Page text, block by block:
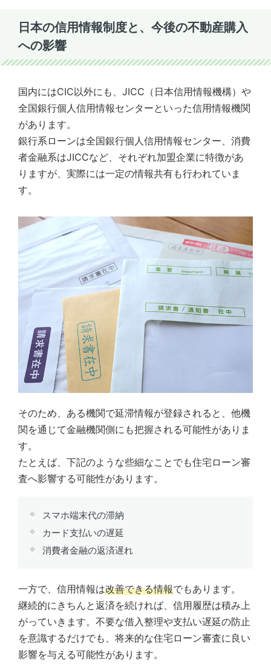
日本の信用情報制度と、今後の不動産購入
への影響
国内にはCIC以外にも、JICC（日本信用情報機構）や
全国銀行個人信用情報センターといった信用情報機関
があります。
銀行系ローンは全国銀行個人信用情報センター、消費
者金融系はJICCなど、それぞれ加盟企業に特徴があ
りますが、実際には一定の情報共有も行われていま
す。
そのため、ある機関で延滞情報が登録されると、他機
関を通じて金融機関側にも把握される可能性がありま
す。
たとえば、下記のような些細なことでも住宅ローン審
査へ影響する可能性があります。
スマホ端末代の滞納
カード支払いの遅延
消費者金融の返済遅れ
一方で、信用情報は改善できる情報でもあります。
継続的にきちんと返済を続ければ、信用履歴は積み上
がっていきます。不要な借入整理や支払い遅延の防止
を意識するだけでも、将来的な住宅ローン審査に良い
影響を与える可能性があります。